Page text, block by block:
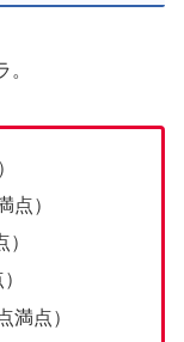
点）
）
満点）